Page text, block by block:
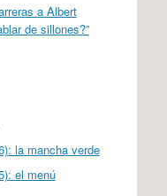
a Albert
de sillones?”
la mancha verde
el menú